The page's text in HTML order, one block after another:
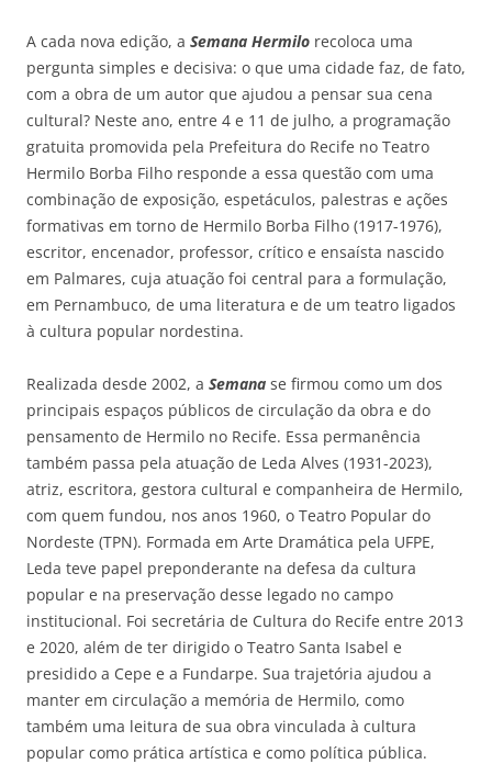
A cada nova edição, a Semana Hermilo recoloca uma
pergunta simples e decisiva: o que uma cidade faz, de fato,
com a obra de um autor que ajudou a pensar sua cena
cultural? Neste ano, entre 4 e 11 de julho, a programação
gratuita promovida pela Prefeitura do Recife no Teatro
Hermilo Borba Filho responde a essa questão com uma
combinação de exposição, espetáculos, palestras e ações
formativas em torno de Hermilo Borba Filho (1917-1976),
escritor, encenador, professor, crítico e ensaísta nascido
em Palmares, cuja atuação foi central para a formulação,
em Pernambuco, de uma literatura e de um teatro ligados
à cultura popular nordestina.
Realizada desde 2002, a Semana se firmou como um dos
principais espaços públicos de circulação da obra e do
pensamento de Hermilo no Recife. Essa permanência
também passa pela atuação de Leda Alves (1931-2023),
atriz, escritora, gestora cultural e companheira de Hermilo,
com quem fundou, nos anos 1960, o Teatro Popular do
Nordeste (TPN). Formada em Arte Dramática pela UFPE,
Leda teve papel preponderante na defesa da cultura
popular e na preservação desse legado no campo
institucional. Foi secretária de Cultura do Recife entre 2013
e 2020, além de ter dirigido o Teatro Santa Isabel e
presidido a Cepe e a Fundarpe. Sua trajetória ajudou a
manter em circulação a memória de Hermilo, como
também uma leitura de sua obra vinculada à cultura
popular como prática artística e como política pública.